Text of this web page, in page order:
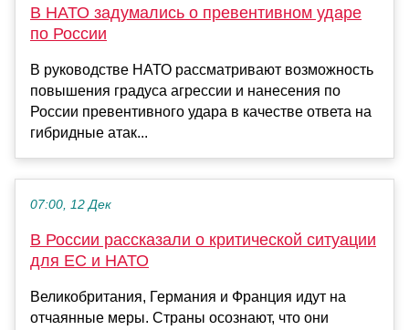
В НАТО задумались о превентивном ударе
по России
В руководстве НАТО рассматривают возможность
повышения градуса агрессии и нанесения по
России превентивного удара в качестве ответа на
гибридные атак...
07:00, 12 Дек
В России рассказали о критической ситуации
для ЕС и НАТО
Великобритания, Германия и Франция идут на
отчаянные меры. Страны осознают, что они